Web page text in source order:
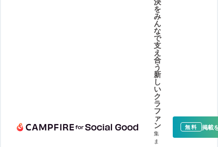
を
み
ん
な
で
支
え
合
う
新
し
い
ク
ラ
フ
ァ
ン
集
ま
無料 掲載